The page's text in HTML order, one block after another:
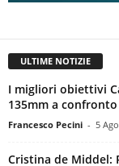
ULTIME NOTIZIE
I migliori obiettivi
135mm a confronto
Francesco Pecini - 5
Cristina de Middel: